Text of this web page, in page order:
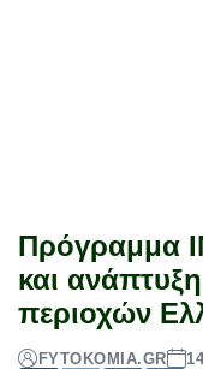
Πρόγραμμα
και
περιοχών
FYTOKOMIA.GR